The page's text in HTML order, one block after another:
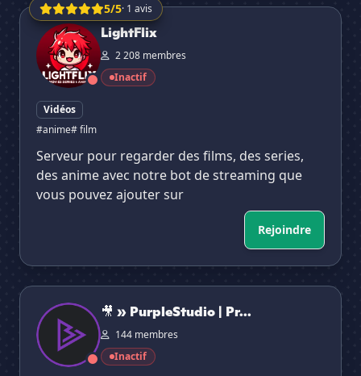
5/5· 1 avis
LightFlix
LightFlix
2 208 membres
Inactif
Vidéos
#anime# film
Serveur pour regarder des films, des series,
des anime avec notre bot de streaming que
vous pouvez ajouter sur
Rejoindre
🎥 » PurpleStudio | Professional audiovisual service
🎥 » PurpleStudio | Pr...
144 membres
Inactif